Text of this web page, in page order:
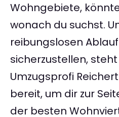
Wohngebiete,
wonach du suchst.
reibungslosen
sicherzustellen,
Umzugsprofi
bereit, um dir zur
der besten